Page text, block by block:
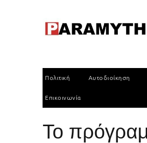
Πολιτική Αυτοδιοίκηση
Επικοινωνία
Το